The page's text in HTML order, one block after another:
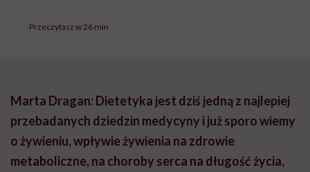
Przeczytasz w 26 min
Marta Dragan: Dietetyka jest dziś jedną z najlepiej
przebadanych dziedzin medycyny i już sporo wiemy
o żywieniu, wpływie żywienia na zdrowie
metaboliczne, na choroby serca na długość życia,